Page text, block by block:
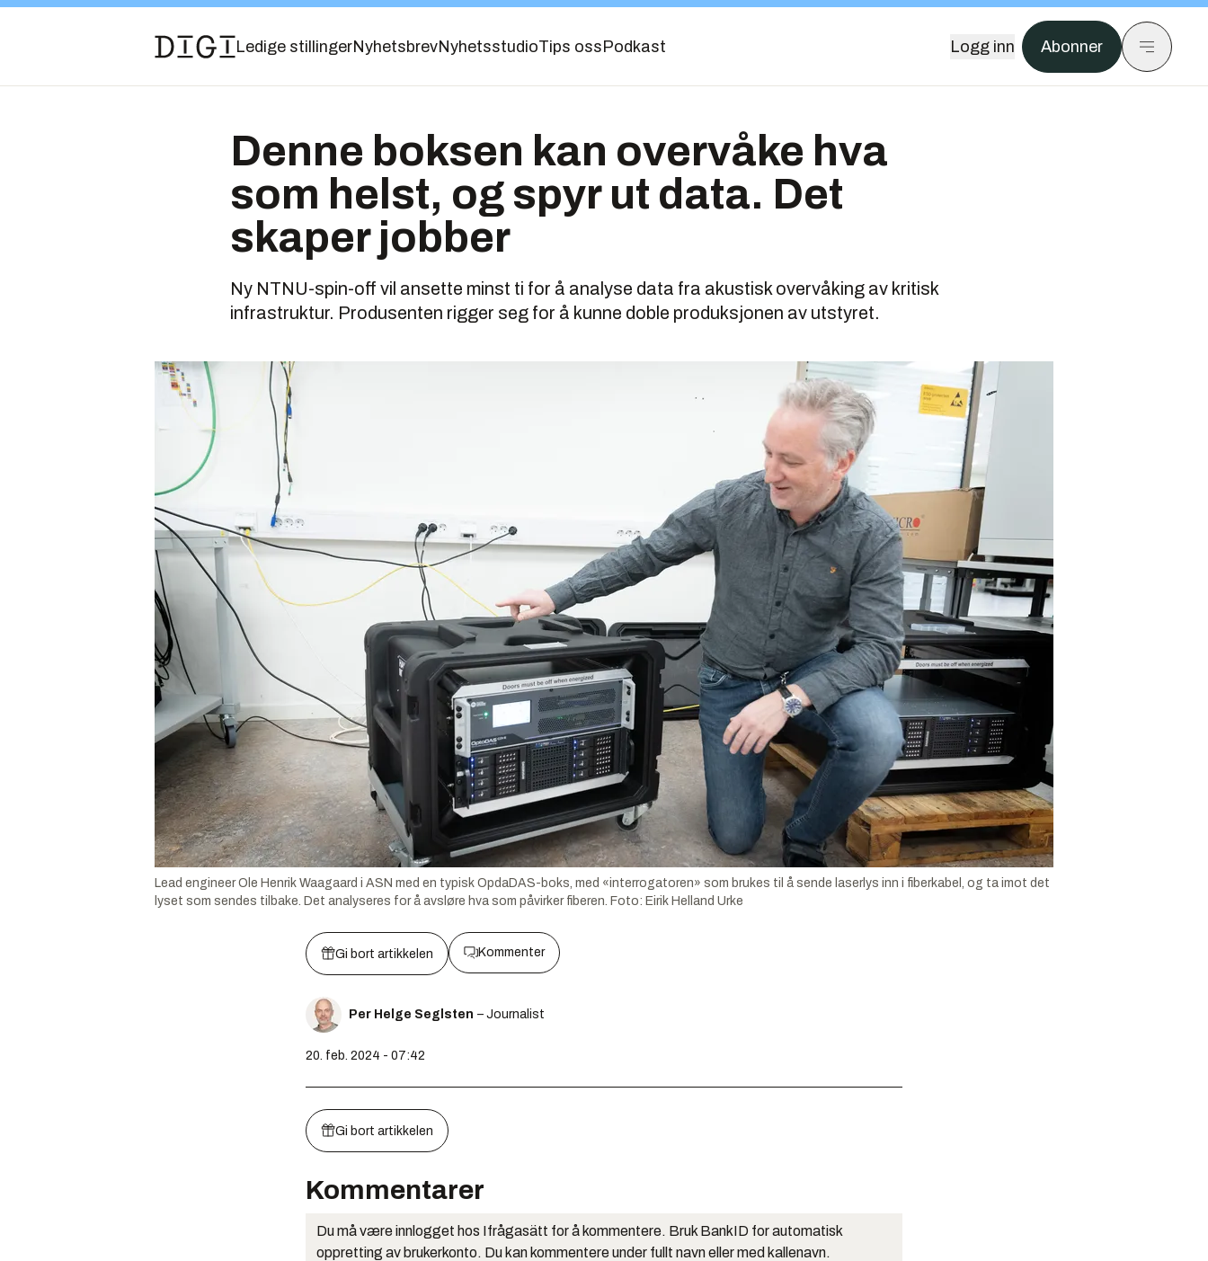
Ledige stillingerNyhetsbrevNyhetsstudioTips oss Podkast Logg inn Abonner
Denne boksen kan overvåke hva
som helst, og spyr ut data. Det
skaper jobber
Ny NTNU-spin-off vil ansette minst ti for å analyse data fra akustisk overvåking av kritisk
infrastruktur. Produsenten rigger seg for å kunne doble produksjonen av utstyret.
Lead engineer Ole Henrik Waagaard i ASN med en typisk OpdaDAS-boks, med «interrogatoren» som brukes til å sende laserlys inn i fiberkabel, og ta imot det
lyset som sendes tilbake. Det analyseres for å avsløre hva som påvirker fiberen. Foto: Eirik Helland Urke
Gi bort artikkelen Kommenter
Per Helge Seglsten – Journalist
20. feb. 2024 - 07:42
Gi bort artikkelen
Kommentarer
Du må være innlogget hos Ifrågasätt for å kommentere. Bruk BankID for automatisk
oppretting av brukerkonto. Du kan kommentere under fullt navn eller med kallenavn.